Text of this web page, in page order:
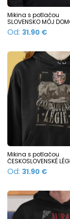
Mikina s potlačou
SLOVENSKO MÔJ
Od: 31.90 €
Mikina s potlačou
ČESKOSLOVENSKÉ
Od: 31.90 €